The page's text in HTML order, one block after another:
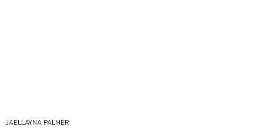
JAELLAYNA PALMER